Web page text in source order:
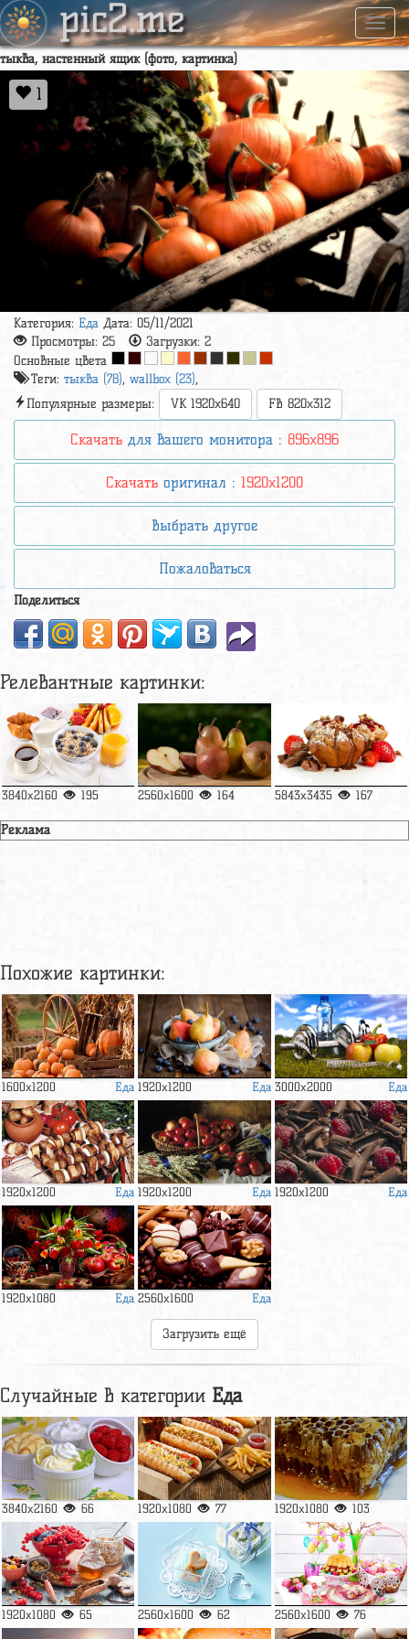
pic2.me
тыква, настенный ящик (фото, картинка)
1
Категория: Еда Дата: 05/11/2021
Просмотры: 25 Загрузки: 2
Основные цвета
Теги: тыква (78), wallbox (23),
Популярные размеры:
VK 1920x640 FB 820x312
Скачать для вашего монитора : 896x896
Скачать оригинал : 1920x1200
Выбрать другое
Пожаловаться
Поделиться
Релевантные картинки:
3840x2160 195 2560x1600 164 5843x3435 167
Реклама
Похожие картинки:
1600x1200 Еда 1920x1200 Еда 3000x2000 Еда
1920x1200 Еда 1920x1200 Еда 1920x1200 Еда
1920x1080 Еда 2560x1600 Еда
Загрузить ещё
Случайные в категории Еда
3840x2160 66 1920x1080 77 1920x1080 103
1920x1080 65 2560x1600 62 2560x1600 76